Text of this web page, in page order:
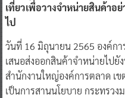
เที่ยวเพื่อวางจำหน่ายสินค้าอ
ไป
วันที่ 16 มิถุนายน 2565 องค์กา
เสนอส่งออกสินค้าจำหน่ายไป
สำนักงานใหญ่องค์การตลาด เ
เป็นการสานนโยบาย กระทรวง